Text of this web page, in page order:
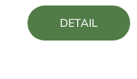
z
DETAIL